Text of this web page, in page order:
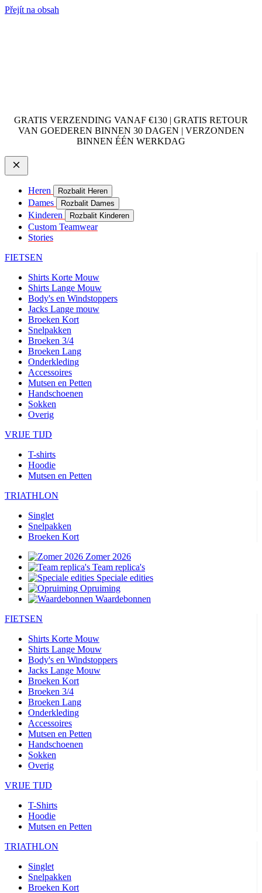
Přejít na obsah
GRATIS VERZENDING VANAF €130 | GRATIS RETOUR
VAN GOEDEREN BINNEN 30 DAGEN | VERZONDEN
BINNEN ÉÉN WERKDAG
Heren Rozbalit Heren
Dames Rozbalit Dames
Kinderen Rozbalit Kinderen
Custom Teamwear
Stories
FIETSEN
Shirts Korte Mouw
Shirts Lange Mouw
Body's en Windstoppers
Jacks Lange mouw
Broeken Kort
Snelpakken
Broeken 3/4
Broeken Lang
Onderkleding
Accessoires
Mutsen en Petten
Handschoenen
Sokken
Overig
VRIJE TIJD
T-shirts
Hoodie
Mutsen en Petten
TRIATHLON
Singlet
Snelpakken
Broeken Kort
Zomer 2026
Team replica's
Speciale edities
Opruiming
Waardebonnen
FIETSEN
Shirts Korte Mouw
Shirts Lange Mouw
Body's en Windstoppers
Jacks Lange Mouw
Broeken Kort
Broeken 3/4
Broeken Lang
Onderkleding
Accessoires
Mutsen en Petten
Handschoenen
Sokken
Overig
VRIJE TIJD
T-Shirts
Hoodie
Mutsen en Petten
TRIATHLON
Singlet
Snelpakken
Broeken Kort